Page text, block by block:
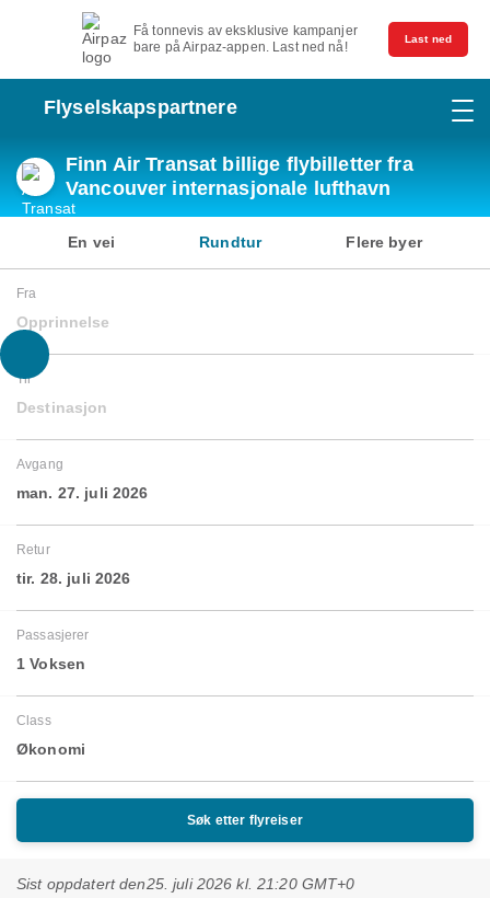
Få tonnevis av eksklusive kampanjer
bare på Airpaz-appen. Last ned nå!
Last ned
Flyselskapspartnere
Finn Air Transat billige flybilletter fra
Vancouver internasjonale lufthavn
En vei Rundtur Flere byer
Fra
Opprinnelse
Til
Destinasjon
Avgang
man. 27. juli 2026
Retur
tir. 28. juli 2026
Passasjerer
1 Voksen
Class
Økonomi
Søk etter flyreiser
Sist oppdatert den25. juli 2026 kl. 21:20 GMT+0